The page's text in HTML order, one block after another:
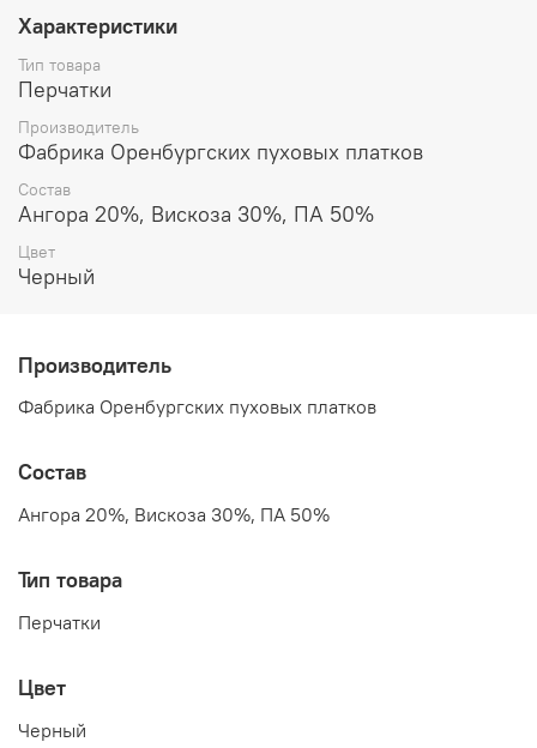
руки, доставляя чувство исключительного комфорта.
Ажурный перфорированный рисунок, украшающий их
тыльную сторону, подчеркивает изысканность.
Внутренняя часть перчаток выполнена плотной густой
гладью, придающей им дополнительную прочность.
Манжета, сделанная в форме резинки, обрамляет
запястье и одновременно обеспечивает надежную
защиту от холодного ветра.
Характеристики
Тип товара
Перчатки
Производитель
Фабрика Оренбургских пуховых платков
Состав
Ангора 20%, Вискоза 30%, ПА 50%
Цвет
Черный
Производитель
Фабрика Оренбургских пуховых платков
Состав
Ангора 20%, Вискоза 30%, ПА 50%
Тип товара
Перчатки
Цвет
Черный